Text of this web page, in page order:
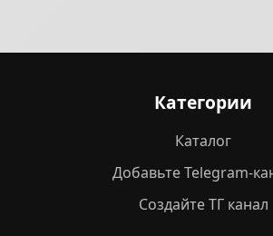
Категории
Каталог
Добавьте Telegram-
Создайте ТГ канал